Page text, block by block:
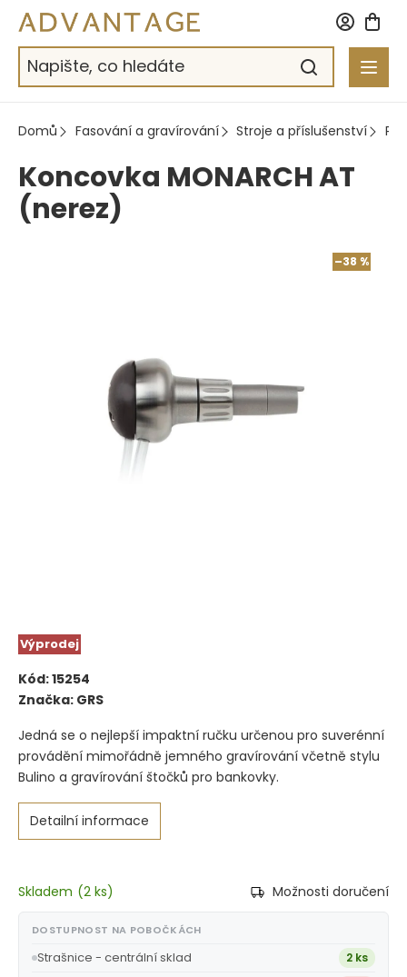
Přejít
obsah
Domů Fasování a gravírování Stroje a příslušenství
Koncovka MONARCH AT
(nerez)
–38 %
Výprodej
Kód:15254
Značka: GRS
Jedná se o nejlepší impaktní ručku určenou pro suverénní
provádění mimořádně jemného gravírování včetně stylu
Bulino a gravírování štočků pro bankovky.
Detailní informace
Skladem (2 ks) Možnosti doručení
DOSTUPNOST NA POBOČKÁCH
Strašnice - centrální sklad 2 ks